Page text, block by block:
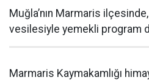
Muğla’nın Marmaris
vesilesiyle yemekli program
Marmaris Kaymakamlığı